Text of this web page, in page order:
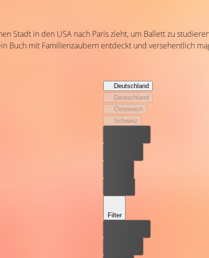
Stadt in den USA nach Paris zieht, um Ballett zu
Buch mit Familienzaubern entdeckt und versehentlich
Deutschland
Deutschland
Österreich
Schweiz
Filter